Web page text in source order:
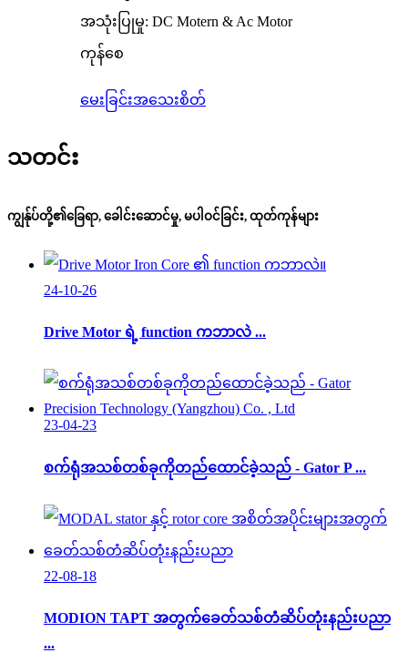
အသုံးပြုမှု: DC Motern & Ac Motor
ကုန်စေ
မေးခြင်းအသေးစိတ်
သတင်း
ကျွန်ုပ်တို့၏ခြေရာ, ခေါင်းဆောင်မှု, မပါဝင်ခြင်း, ထုတ်ကုန်များ
24-10-26
Drive Motor ရဲ့ function ကဘာလဲ ...
23-04-23
စက်ရုံအသစ်တစ်ခုကိုတည်ထောင်ခဲ့သည် - Gator P ...
22-08-18
MODION TAPT အတွက်ခေတ်သစ်တံဆိပ်တုံးနည်းပညာ
...